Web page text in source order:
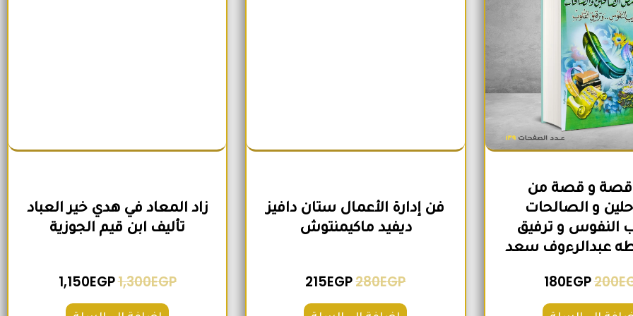
قصة و قصة من
و الصالحات
النفوس و ترفيق
طه عبدالرءوف سعد
200
180EGP
فن إدارة الأعمال ستان دافيز
ديفيد ماكيمنتوش
280EGP
215EGP
زاد المعاد في هدي خير العباد
تأليف ابن قيم الجوزية
1,300EGP
1,150EGP